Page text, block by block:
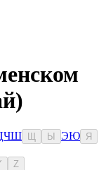
ЧШ Ы ЭЮ Я
Z